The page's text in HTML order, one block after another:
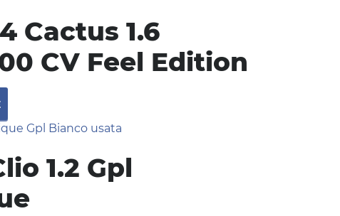
Cactus 1.6
CV Feel Edition
1.2 Gpl